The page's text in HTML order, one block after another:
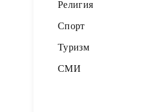
Религия
Спорт
Туризм
СМИ